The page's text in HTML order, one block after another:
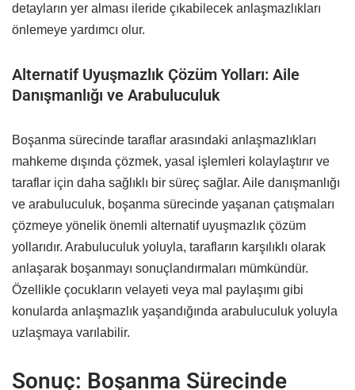
detayların yer alması ileride çıkabilecek anlaşmazlıkları
önlemeye yardımcı olur.
Alternatif Uyuşmazlık Çözüm Yolları: Aile
Danışmanlığı ve Arabuluculuk
Boşanma sürecinde taraflar arasındaki anlaşmazlıkları
mahkeme dışında çözmek, yasal işlemleri kolaylaştırır ve
taraflar için daha sağlıklı bir süreç sağlar. Aile danışmanlığı
ve arabuluculuk, boşanma sürecinde yaşanan çatışmaları
çözmeye yönelik önemli alternatif uyuşmazlık çözüm
yollarıdır. Arabuluculuk yoluyla, tarafların karşılıklı olarak
anlaşarak boşanmayı sonuçlandırmaları mümkündür.
Özellikle çocukların velayeti veya mal paylaşımı gibi
konularda anlaşmazlık yaşandığında arabuluculuk yoluyla
uzlaşmaya varılabilir.
Sonuç: Boşanma Sürecinde